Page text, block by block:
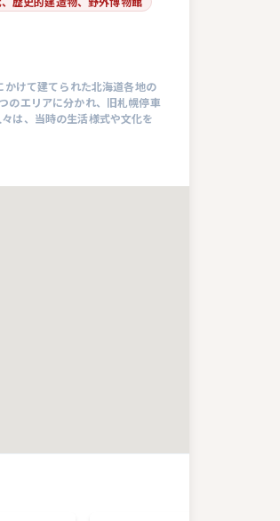
けて建てられた北海道各地の
のエリアに分かれ、旧札幌停車
は、当時の生活様式や文化を